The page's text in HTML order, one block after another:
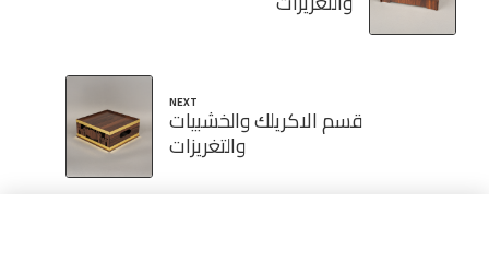
NEXT
قسم الاكريلك والخشبيات
والتغريزات